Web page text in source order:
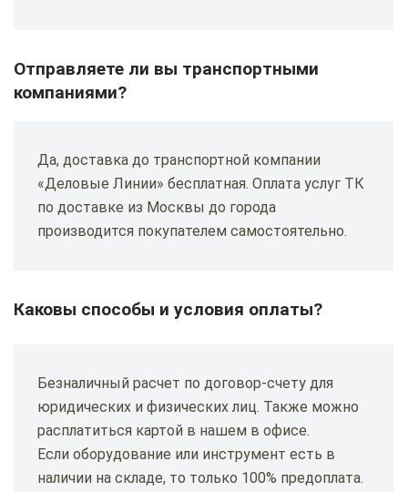
Отправляете ли вы транспортными
компаниями?
Да, доставка до транспортной компании
«Деловые Линии» бесплатная. Оплата услуг ТК
по доставке из Москвы до города
производится покупателем самостоятельно.
Каковы способы и условия оплаты?
Безналичный расчет по договор-счету для
юридических и физических лиц. Также можно
расплатиться картой в нашем в офисе.
Если оборудование или инструмент есть в
наличии на складе, то только 100% предоплата.